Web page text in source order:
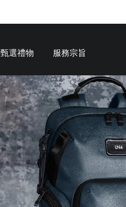
甄選禮物 服務宗旨